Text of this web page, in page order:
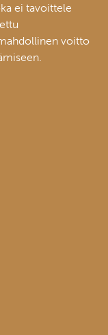
ei tavoittele
voitto